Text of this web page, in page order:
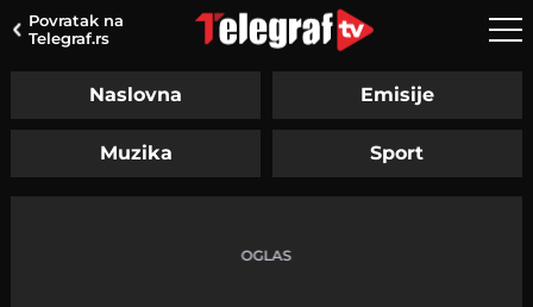
Povratak na
Telegraf.rs
Naslovna Emisije
Muzika Sport